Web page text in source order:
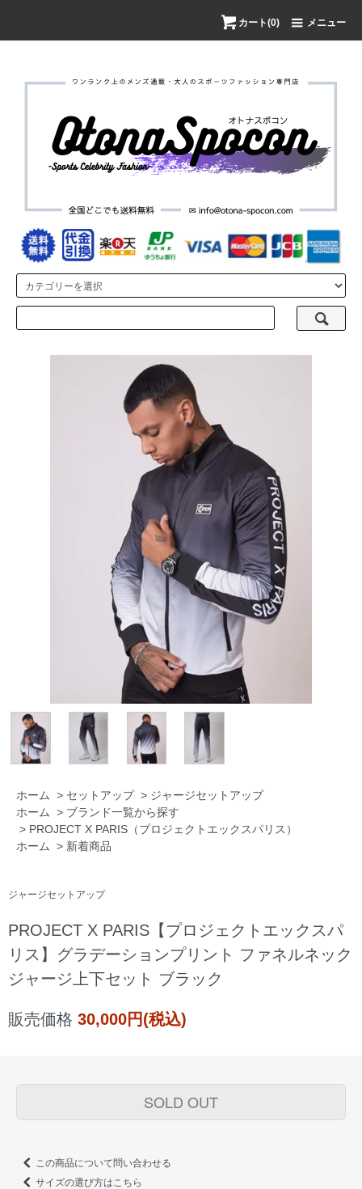
カート(0) メニュー
ホーム > セットアップ > ジャージセットアップ
ホーム
> ブランド一覧から探す
> PROJECT X PARIS（プロジェクトエックスパリス）
ホーム
> 新着商品
ジャージセットアップ
PROJECT X PARIS【プロジェクトエックスパ
リス】グラデーションプリント ファネルネック
ジャージ上下セット ブラック
販売価格 30,000円(税込)
SOLD OUT
この商品について問い合わせる
サイズの選び方はこちら